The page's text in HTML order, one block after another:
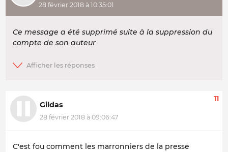
28 février 2018 à 10:35:01
Ce message a été supprimé suite à la suppression du
compte de son auteur
Gildas
28 février 2018 à 09:06:47
11
C'est fou comment les marronniers de la presse